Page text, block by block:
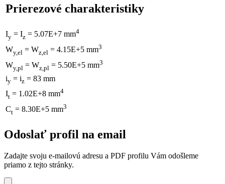
Prierezové charakteristiky
Iy = Iz = 5.07E+7 mm4
Wy,el = Wz,el = 4.15E+5 mm3
Wy,pl = Wz,pl = 5.50E+5 mm3
iy = iz = 83 mm
It = 1.02E+8 mm4
Ct = 8.30E+5 mm3
Odoslať profil na email
Zadajte svoju e-mailovú adresu a PDF profilu Vám odošleme
priamo z tejto stránky.